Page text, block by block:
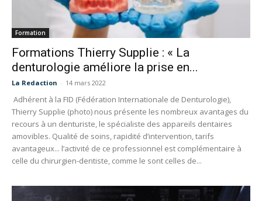
Formation
Formations Thierry Supplie : « La
denturologie améliore la prise en...
La Redaction - 14 mars 2022
Adhérent à la FID (Fédération Internationale de Denturologie),
Thierry Supplie (photo) nous présente les nombreux avantages du
recours à un denturiste, le spécialiste des appareils dentaires
amovibles. Qualité de soins, rapidité d’intervention, tarifs
avantageux... l’activité de ce professionnel est complémentaire à
celle du chirurgien-dentiste, comme le sont celles de...